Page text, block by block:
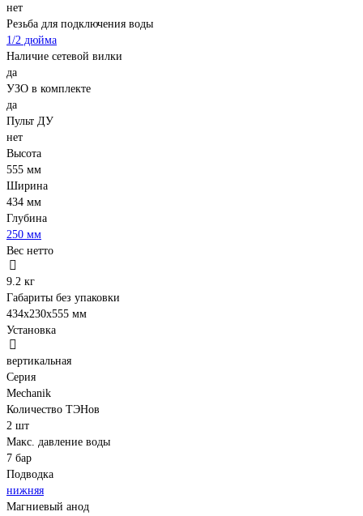
нет
Резьба для подключения воды
1/2 дюйма
Наличие сетевой вилки
да
УЗО в комплекте
да
Пульт ДУ
нет
Высота
555 мм
Ширина
434 мм
Глубина
250 мм
Вес нетто
9.2 кг
Габариты без упаковки
434х230х555 мм
Установка
вертикальная
Серия
Mechanik
Количество ТЭНов
2 шт
Макс. давление воды
7 бар
Подводка
нижняя
Магниевый анод